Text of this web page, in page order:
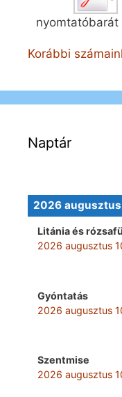
nyomtatóbarát
Korábbi
Naptár
2026
Litánia és
2026 augusztus
Gyóntatás
2026 augusztus
Szentmise
2026 augusztus